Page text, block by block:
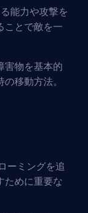
能力や攻撃を
ことで敵を一
害物を基本的
移動方法。
ーミングを追
ために重要な